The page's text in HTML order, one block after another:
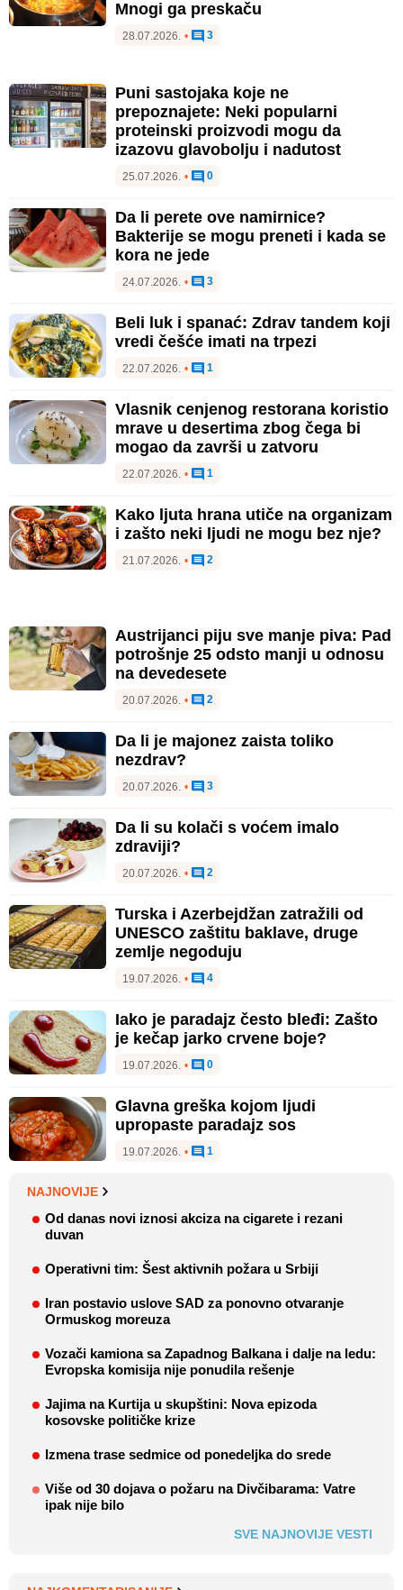
Mnogi ga preskaču
28.07.2026. • 3
Puni sastojaka koje ne
prepoznajete: Neki popularni
proteinski proizvodi mogu da
izazovu glavobolju i nadutost
25.07.2026. • 0
Da li perete ove namirnice?
Bakterije se mogu preneti i kada se
kora ne jede
24.07.2026. • 3
Beli luk i spanać: Zdrav tandem koji
vredi češće imati na trpezi
22.07.2026. • 1
Vlasnik cenjenog restorana koristio
mrave u desertima zbog čega bi
mogao da završi u zatvoru
22.07.2026. • 1
Kako ljuta hrana utiče na organizam
i zašto neki ljudi ne mogu bez nje?
21.07.2026. • 2
Austrijanci piju sve manje piva: Pad
potrošnje 25 odsto manji u odnosu
na devedesete
20.07.2026. • 2
Da li je majonez zaista toliko
nezdrav?
20.07.2026. • 3
Da li su kolači s voćem imalo
zdraviji?
20.07.2026. • 2
Turska i Azerbejdžan zatražili od
UNESCO zaštitu baklave, druge
zemlje negoduju
19.07.2026. • 4
Iako je paradajz često bleđi: Zašto
je kečap jarko crvene boje?
19.07.2026. • 0
Glavna greška kojom ljudi
upropaste paradajz sos
19.07.2026. • 1
NAJNOVIJE
Od danas novi iznosi akciza na cigarete i rezani
duvan
Operativni tim: Šest aktivnih požara u Srbiji
Iran postavio uslove SAD za ponovno otvaranje
Ormuskog moreuza
Vozači kamiona sa Zapadnog Balkana i dalje na ledu:
Evropska komisija nije ponudila rešenje
Jajima na Kurtija u skupštini: Nova epizoda
kosovske političke krize
Izmena trase sedmice od ponedeljka do srede
Više od 30 dojava o požaru na Divčibarama: Vatre
ipak nije bilo
SVE NAJNOVIJE VESTI